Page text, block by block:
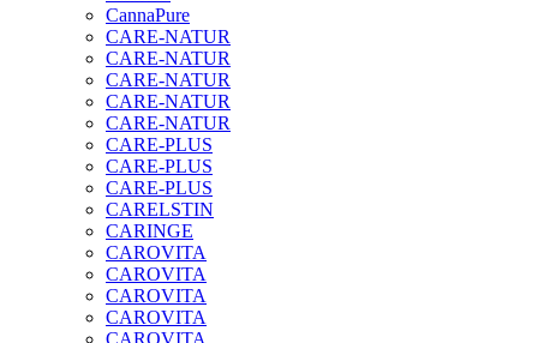
CannaPure
CARE-NATUR
CARE-NATUR
CARE-NATUR
CARE-NATUR
CARE-NATUR
CARE-PLUS
CARE-PLUS
CARE-PLUS
CARELSTIN
CARINGE
CAROVITA
CAROVITA
CAROVITA
CAROVITA
CAROVITA